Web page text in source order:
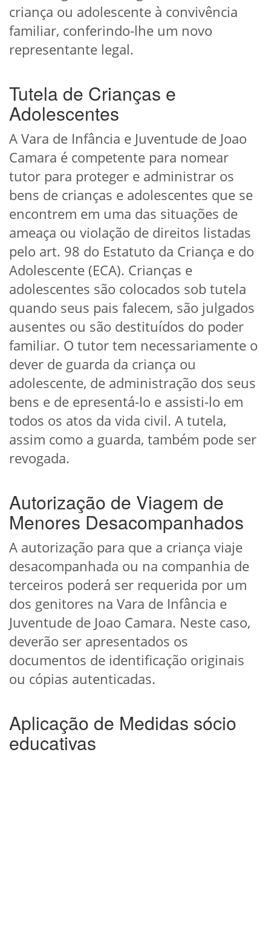
criança ou adolescente à convivência
familiar, conferindo-lhe um novo
representante legal.
Tutela de Crianças e
Adolescentes
A Vara de Infância e Juventude de Joao
Camara é competente para nomear
tutor para proteger e administrar os
bens de crianças e adolescentes que se
encontrem em uma das situações de
ameaça ou violação de direitos listadas
pelo art. 98 do Estatuto da Criança e do
Adolescente (ECA). Crianças e
adolescentes são colocados sob tutela
quando seus pais falecem, são julgados
ausentes ou são destituídos do poder
familiar. O tutor tem necessariamente o
dever de guarda da criança ou
adolescente, de administração dos seus
bens e de epresentá-lo e assisti-lo em
todos os atos da vida civil. A tutela,
assim como a guarda, também pode ser
revogada.
Autorização de Viagem de
Menores Desacompanhados
A autorização para que a criança viaje
desacompanhada ou na companhia de
terceiros poderá ser requerida por um
dos genitores na Vara de Infância e
Juventude de Joao Camara. Neste caso,
deverão ser apresentados os
documentos de identificação originais
ou cópias autenticadas.
Aplicação de Medidas sócio
educativas